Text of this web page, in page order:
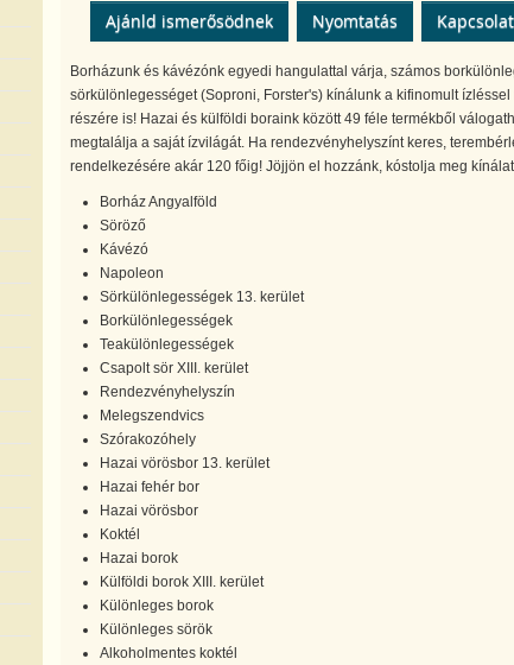
Ajánld ismerősödnek Nyomtatás
Borházunk és kávézónk egyedi hangulattal várja, számos
sörkülönlegességet (Soproni, Forster's) kínálunk a kifinomult
részére is! Hazai és külföldi boraink között 49 féle termékből
megtalálja a saját ízvilágát. Ha rendezvényhelyszínt keres,
rendelkezésére akár 120 főig! Jöjjön el hozzánk, kóstolja meg
Borház Angyalföld
Söröző
Kávézó
Napoleon
Sörkülönlegességek 13. kerület
Borkülönlegességek
Teakülönlegességek
Csapolt sör XIII. kerület
Rendezvényhelyszín
Melegszendvics
Szórakozóhely
Hazai vörösbor 13. kerület
Hazai fehér bor
Hazai vörösbor
Koktél
Hazai borok
Külföldi borok XIII. kerület
Különleges borok
Különleges sörök
Alkoholmentes koktél